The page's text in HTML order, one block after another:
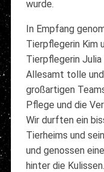
wurde.
In Empfang
Tierpflegerin Kim
Tierpflegerin Julia
Allesamt tolle
großartigen
Pflege und die
Wir durften ein
Tierheims und
und genossen
hinter die Kulissen.